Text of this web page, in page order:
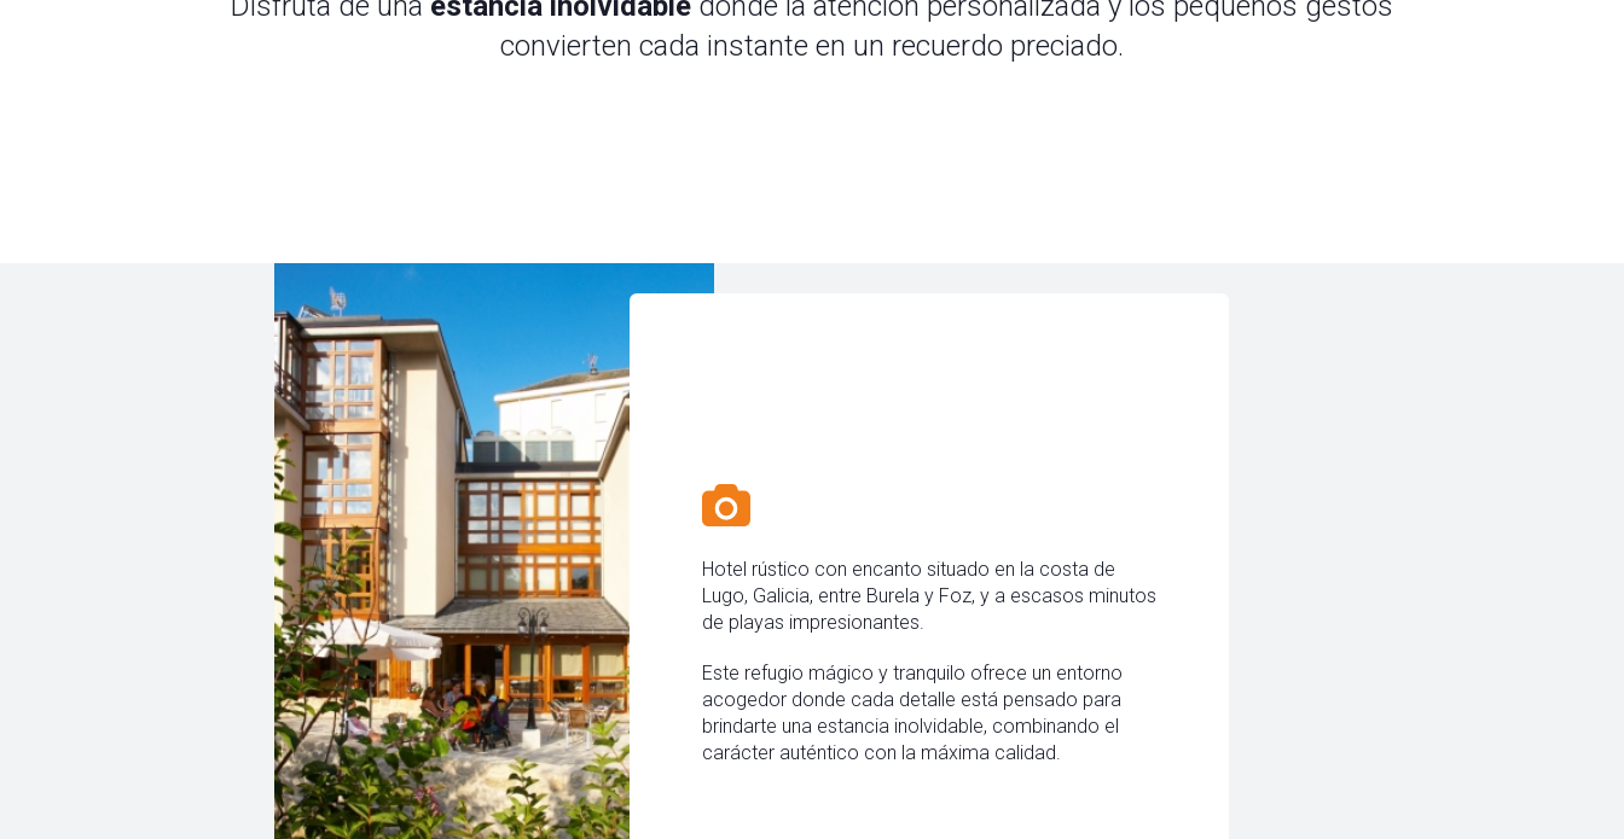
convierten cada instante en un recuerdo preciado.
Hotel rústico con encanto situado en la costa de
Lugo, Galicia, entre Burela y Foz, y a escasos minutos
de playas impresionantes.
Este refugio mágico y tranquilo ofrece un entorno
acogedor donde cada detalle está pensado para
brindarte una estancia inolvidable, combinando el
carácter auténtico con la máxima calidad.